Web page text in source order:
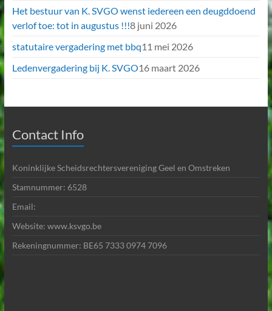
Het bestuur van K. SVGO wenst iedereen een deugddoend
verlof toe: tot in augustus !!!8 juni 2026
statutaire vergadering met bbq11 mei 2026
Ledenvergadering bij K. SVGO16 maart 2026
Contact Info
Koninklijke Scheidsrechtersvereniging Geel en Omstreken
Stamnummer: 6528
Email:
Website: www.ksvgo.be
Rekeningnummer: BE65 7333 0974 7096